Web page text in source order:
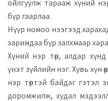
ойлгуулж тарааж хүний
бүр гаарлаа.
Нүүр номоо нээгээд
заримдаа бүр залхмаар
Хүний нэр төр, алдар
үнэт зүйлийн нэг. Хувь хүн
нэр төртэй байдаг гэтэл
доромжилж, худал